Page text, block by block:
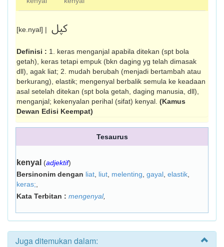
[ke.nyal] | کڽل
Definisi : 1. keras menganjal apabila ditekan (spt bola
getah), keras tetapi empuk (bkn daging yg telah dimasak
dll), agak liat; 2. mudah berubah (menjadi bertambah atau
berkurang), elastik; mengenyal berbalik semula ke keadaan
asal setelah ditekan (spt bola getah, daging manu­sia, dll),
menganjal; kekenyalan perihal (sifat) kenyal. (Kamus
Dewan Edisi Keempat)
Tesaurus
kenyal (adjektif)
Bersinonim dengan liat liut melenting gayal elastik
keras;
Kata Terbitan : mengenyal,
Juga ditemukan dalam: